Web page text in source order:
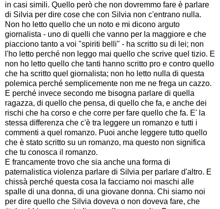
in casi simili. Quello però che non dovremmo fare è parlare
di Silvia per dire cose che con Silvia non c'entrano nulla.
Non ho letto quello che un noto e mi dicono arguto
giornalista - uno di quelli che vanno per la maggiore e che
piacciono tanto a voi "spiriti belli" - ha scritto su di lei; non
l'ho letto perché non leggo mai quello che scrive quel tizio. E
non ho letto quello che tanti hanno scritto pro e contro quello
che ha scritto quel giornalista; non ho letto nulla di questa
polemica perché semplicemente non me ne frega un cazzo.
E perché invece secondo me bisogna parlare di quella
ragazza, di quello che pensa, di quello che fa, e anche dei
rischi che ha corso e che corre per fare quello che fa. E' la
stessa differenza che c'è tra leggere un romanzo e tutti i
commenti a quel romanzo. Puoi anche leggere tutto quello
che è stato scritto su un romanzo, ma questo non significa
che tu conosca il romanzo.
E francamente trovo che sia anche una forma di
paternalistica violenza parlare di Silvia per parlare d'altro. E
chissà perché questa cosa la facciamo noi maschi alle
spalle di una donna, di una giovane donna. Chi siamo noi
per dire quello che Silvia doveva o non doveva fare, che